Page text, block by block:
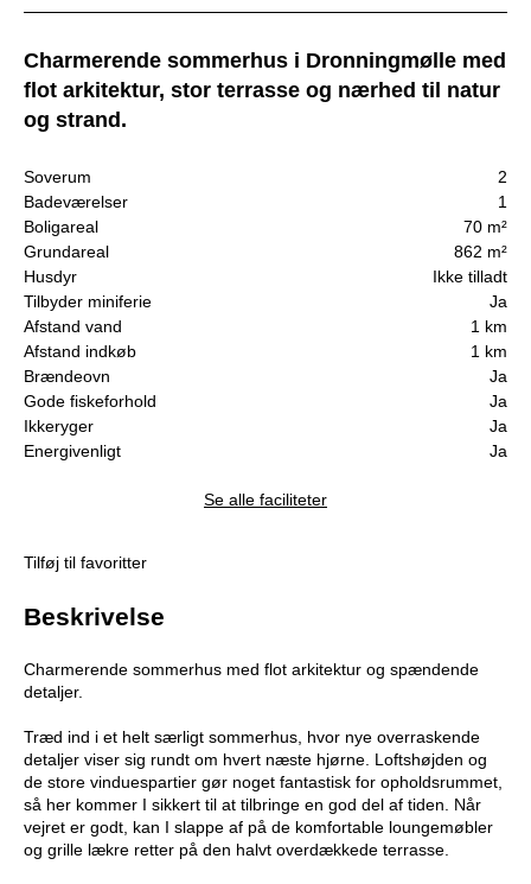
Charmerende sommerhus i Dronningmølle med
flot arkitektur, stor terrasse og nærhed til natur
og strand.
Soverum
2
Badeværelser
1
Boligareal
70 m²
Grundareal
862 m²
Husdyr
Ikke tilladt
Tilbyder miniferie
Ja
Afstand vand
1 km
Afstand indkøb
1 km
Brændeovn
Ja
Gode fiskeforhold
Ja
Ikkeryger
Ja
Energivenligt
Ja
Se alle faciliteter
Tilføj til favoritter
Beskrivelse
Charmerende sommerhus med flot arkitektur og spændende
detaljer.
Træd ind i et helt særligt sommerhus, hvor nye overraskende
detaljer viser sig rundt om hvert næste hjørne. Loftshøjden og
de store vinduespartier gør noget fantastisk for opholdsrummet,
så her kommer I sikkert til at tilbringe en god del af tiden. Når
vejret er godt, kan I slappe af på de komfortable loungemøbler
og grille lækre retter på den halvt overdækkede terrasse.